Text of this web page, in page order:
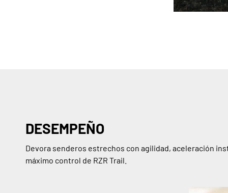
DESEMPEÑO
Devora senderos estrechos con agilidad, aceleración
máximo control de RZR Trail.